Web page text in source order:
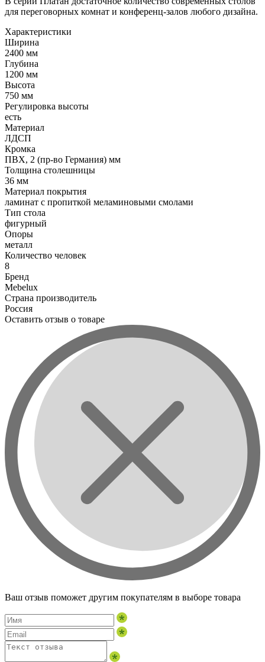
для переговорных комнат и конференц-залов любого дизайна.
Характеристики
Ширина
2400 мм
Глубина
1200 мм
Высота
750 мм
Регулировка высоты
есть
Материал
ЛДСП
Кромка
ПВХ, 2 (пр-во Германия) мм
Толщина столешницы
36 мм
Материал покрытия
ламинат с пропиткой меламиновыми смолами
Тип стола
фигурный
Опоры
металл
Количество человек
8
Бренд
Mebelux
Страна производитель
Россия
Оставить отзыв о товаре
Ваш отзыв поможет другим покупателям в выборе товара